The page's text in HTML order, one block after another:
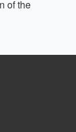
of the